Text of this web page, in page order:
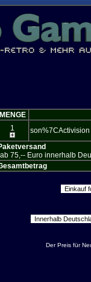
MENGE
1
75,-- Euro innerhalb
Der Preis für